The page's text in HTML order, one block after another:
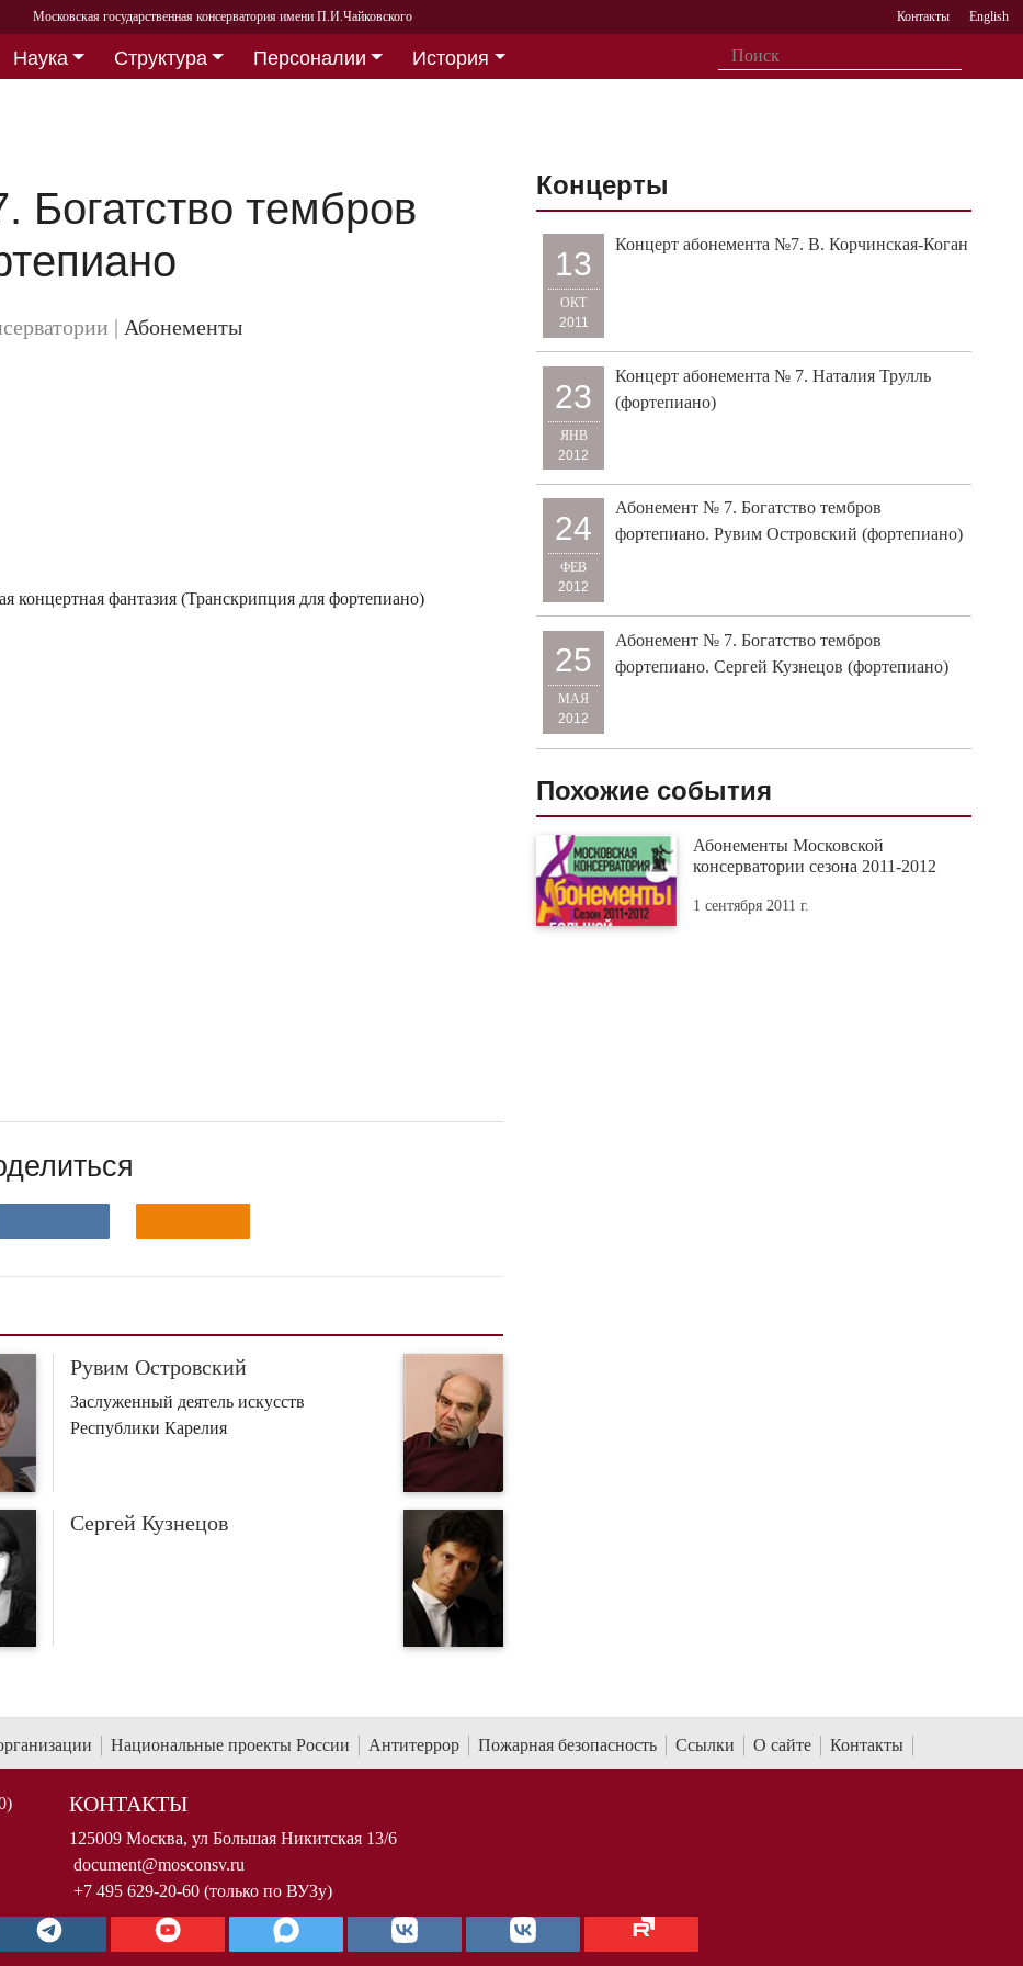
Московская государственная консерватория имени П.И.Чайковского Контакты English
Наука Структура Персоналии
История
тембров
| Абонементы
концертная фантазия (Транскрипция для фортепиано)
Рувим Островский
Заслуженный деятель искусств
Республики Карелия
Сергей Кузнецов
Концерты
13
ОКТ
2011
Концерт абонемента №7. В. Корчинская-Коган
23
ЯНВ
2012
Концерт абонемента № 7. Наталия Трулль
(фортепиано)
24
ФЕВ
2012
Абонемент № 7. Богатство тембров
фортепиано. Рувим Островский (фортепиано)
25
МАЯ
2012
Абонемент № 7. Богатство тембров
фортепиано. Сергей Кузнецов (фортепиано)
Похожие события
Абонементы Московской
консерватории сезона 2011-2012
1 сентября 2011 г.
Национальные проекты России Антитеррор Пожарная безопасность Ссылки О сайте Контакты
КОНТАКТЫ
125009 Москва, ул Большая Никитская 13/6
document@mosconsv.ru
+7 495 629-20-60 (только по ВУЗу)